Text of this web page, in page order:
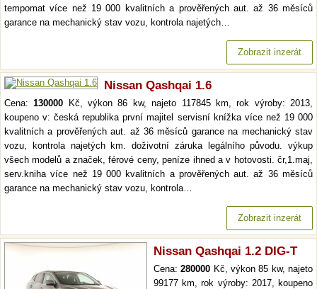
tempomat více než 19 000 kvalitních a prověřených aut. až 36 měsíců
garance na mechanický stav vozu, kontrola najetých…
Zobrazit inzerát
Nissan Qashqai 1.6
Cena:130000 Kč, výkon 86 kw, najeto 117845 km, rok výroby: 2013,
koupeno v: česká republika první majitel servisní knížka více než 19 000
kvalitních a prověřených aut. až 36 měsíců garance na mechanický stav
vozu, kontrola najetých km. doživotní záruka legálního původu. výkup
všech modelů a značek, férové ceny, peníze ihned a v hotovosti. čr,1.maj,
serv.kniha více než 19 000 kvalitních a prověřených aut. až 36 měsíců
garance na mechanický stav vozu, kontrola…
Zobrazit inzerát
Nissan Qashqai 1.2 DIG-T
Cena:280000 Kč, výkon 85 kw, najeto
99177 km, rok výroby: 2017, koupeno